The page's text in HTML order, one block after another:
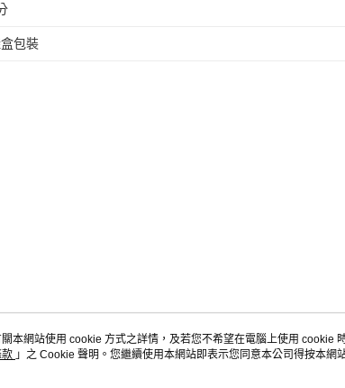
包裝
關於我們 客服資
本網站使用 cookie 方式之詳情，及若您不希望在電腦上使用 cookie
款 」之 Cookie 聲明。您繼續使用本網站即表示您同意本公司得按本網